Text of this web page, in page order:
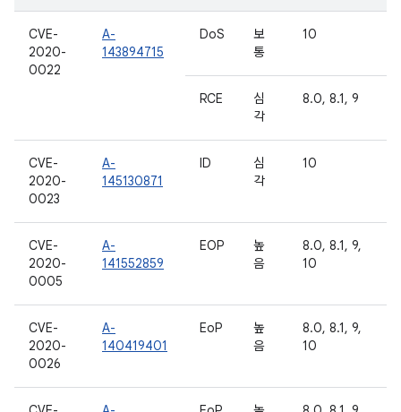
CVE-
2020-
0022
A-
143894715
DoS
보
통
10
RCE
심
각
8.0, 8.1, 9
CVE-
2020-
0023
A-
145130871
ID
심
각
10
CVE-
2020-
0005
A-
141552859
EOP
높
음
8.0, 8.1, 9,
10
CVE-
2020-
0026
A-
140419401
EoP
높
음
8.0, 8.1, 9,
10